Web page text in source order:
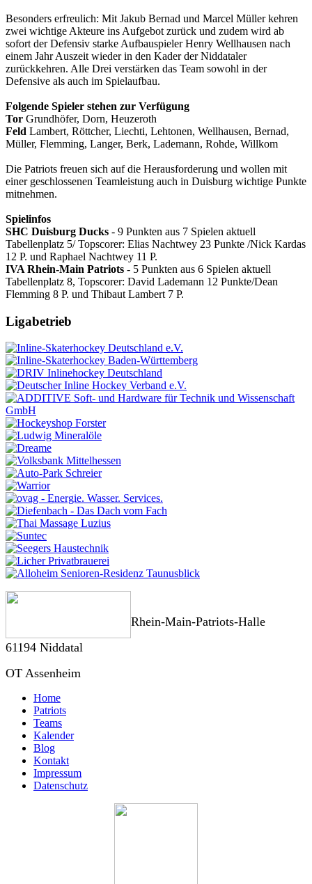
Besonders erfreulich: Mit Jakub Bernad und Marcel Müller kehren
zwei wichtige Akteure ins Aufgebot zurück und zudem wird ab
sofort der Defensiv starke Aufbauspieler Henry Wellhausen nach
einem Jahr Auszeit wieder in den Kader der Niddataler
zurückkehren. Alle Drei verstärken das Team sowohl in der
Defensive als auch im Spielaufbau.
Folgende Spieler stehen zur Verfügung
Tor Grundhöfer, Dorn, Heuzeroth
Feld Lambert, Röttcher, Liechti, Lehtonen, Wellhausen, Bernad,
Müller, Flemming, Langer, Berk, Lademann, Rohde, Willkom
Die Patriots freuen sich auf die Herausforderung und wollen mit
einer geschlossenen Teamleistung auch in Duisburg wichtige Punkte
mitnehmen.
Spielinfos
SHC Duisburg Ducks - 9 Punkten aus 7 Spielen aktuell
Tabellenplatz 5/ Topscorer: Elias Nachtwey 23 Punkte /Nick Kardas
12 P. und Raphael Nachtwey 11 P.
IVA Rhein-Main Patriots - 5 Punkten aus 6 Spielen aktuell
Tabellenplatz 8, Topscorer: David Lademann 12 Punkte/Dean
Flemming 8 P. und Thibaut Lambert 7 P.
Ligabetrieb
Rhein-Main-Patriots-Halle
61194 Niddatal
OT Assenheim
Home
Patriots
Teams
Kalender
Blog
Kontakt
Impressum
Datenschutz